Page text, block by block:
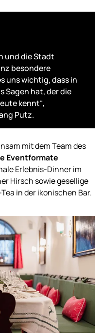
und die Stadt
besondere
uns wichtig, dass in
Sagen hat, der die
kennt“,
Putz.
mit dem Team des
Eventformate
Erlebnis-Dinner im
Hirsch sowie gesellige
in der ikonischen Bar.